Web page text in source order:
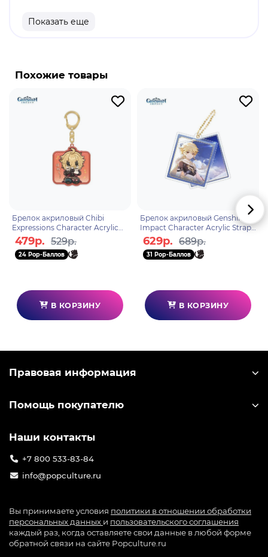
Оригинальный и официально лицензированный
Нин Гуан - географический персонаж "Genshin
женщина. Благодаря сильным Гео способностям,
она с легкостью расправляется со сложными
боссами игры. На данным момент, Нин Гуан -
самый сильный персонаж Гео стихии.
Показать еще
Похожие товары
Брелок акриловый Chibi
Expressions Character Acrylic
Keychain Thoma 6974696611342
479р. 529р.
24 Pop-Баллов
В КОРЗИНУ
Брелок акриловый Genshin
Impact Character Acrylic Strap
Traveller Aether 6974696616200
629р. 689р.
31 Pop-Баллов
В КОРЗИНУ
Правовая информация
Помощь покупателю
Наши контакты
+7 800 533-83-84
info@popculture.ru
Вы принимаете условия политики в отношении обработки
персональных данных и пользовательского соглашения
каждый раз, когда оставляете свои данные в любой форме
обратной связи на сайте Popculture.ru